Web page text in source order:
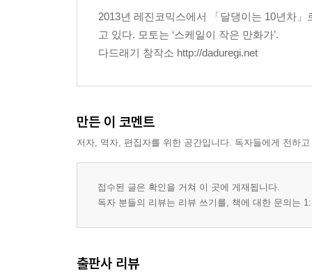
2013년 레진코믹스에서 「달댕이는 10년차
고 있다. 모토는 ‘스케일이 작은 만화가’.
다드래기 창작소 http://daduregi.net
만든 이 코멘트
저자, 역자, 편집자를 위한 공간입니다. 독자들에게 전하
접수된 글은 확인을 거쳐 이 곳에 게재됩니다.
독자 분들의 리뷰는 리뷰 쓰기를, 책에 대한 문의는
출판사 리뷰